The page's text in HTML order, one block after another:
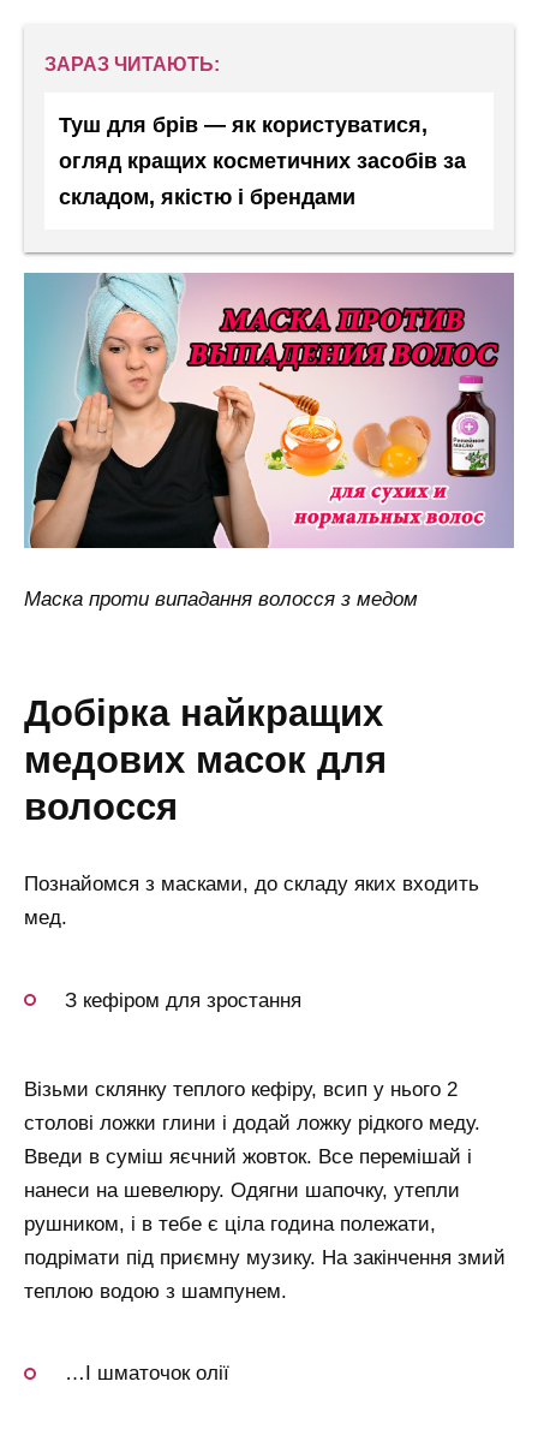
ЗАРАЗ ЧИТАЮТЬ:
Туш для брів — як користуватися,
огляд кращих косметичних засобів за
складом, якістю і брендами
Маска проти випадання волосся з медом
добірка найкращих
медових масок для
волосся
Познайомся з масками, до складу яких входить
мед.
З кефіром для зростання
Візьми склянку теплого кефіру, всип у нього 2
столові ложки глини і додай ложку рідкого меду.
Введи в суміш яєчний жовток. Все перемішай і
нанеси на шевелюру. Одягни шапочку, утепли
рушником, і в тебе є ціла година полежати,
подрімати під приємну музику. На закінчення змий
теплою водою з шампунем.
…І шматочок олії